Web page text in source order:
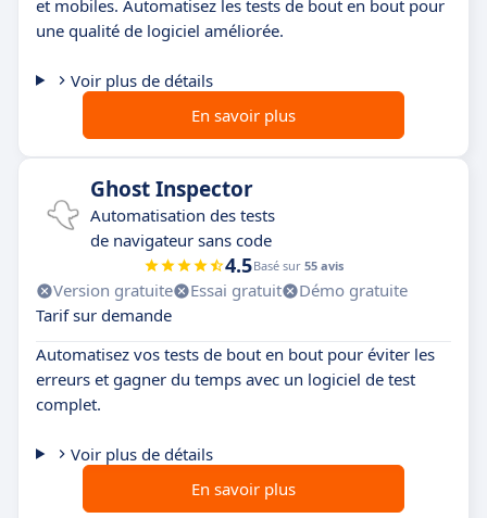
et mobiles. Automatisez les tests de bout en bout pour
une qualité de logiciel améliorée.
Voir plus de détails
En savoir plus
Ghost Inspector
Automatisation des tests
de navigateur sans code
4.5Basé sur 55 avis
Version gratuite Essai gratuit
Démo gratuite
Tarif sur demande
Automatisez vos tests de bout en bout pour éviter les
erreurs et gagner du temps avec un logiciel de test
complet.
Voir plus de détails
En savoir plus